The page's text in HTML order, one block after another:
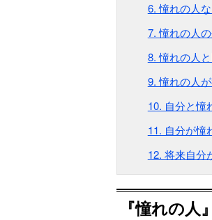
6. 憧れの人
7. 憧れの人
8. 憧れの人
9. 憧れの人
10. 自分と憧
11. 自分が憧
12. 将来自分
『憧れの